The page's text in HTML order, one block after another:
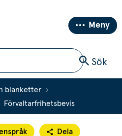
Meny
Sök
blanketter
Förvaltarfrihetsbevis
Dela